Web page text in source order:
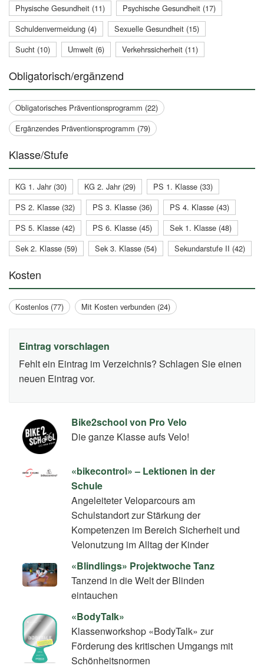
Bike2school von Pro Velo
Die ganze Klasse aufs Velo!
«bikecontrol» – Lektionen in der
Schule
Angeleiteter Veloparcours am
Schulstandort zur Stärkung der
Kompetenzen im Bereich Sicherheit und
Velonutzung im Alltag der Kinder
«Blindlings» Projektwoche Tanz
Tanzend in die Welt der Blinden
eintauchen
«BodyTalk»
Klassenworkshop «BodyTalk» zur
Förderung des kritischen Umgangs mit
Schönheitsnormen
Physische Gesundheit (11)
Psychische Gesundheit (17)
Schuldenvermeidung (4)
Sexuelle Gesundheit (15)
Sucht (10)
Umwelt (6) Verkehrssicherheit (11)
Obligatorisch/ergänzend
Obligatorisches Präventionsprogramm (22)
Ergänzendes Präventionsprogramm (79)
Klasse/Stufe
KG 1. Jahr (30) KG 2. Jahr (29)
PS 1. Klasse (33)
PS 2. Klasse (32)
PS 3. Klasse (36)
PS 4. Klasse (43)
PS 5. Klasse (42)
PS 6. Klasse (45)
Sek 1. Klasse (48)
Sek 2. Klasse (59)
Sek 3. Klasse (54) Sekundarstufe II (42)
Kosten
Kostenlos (77) Mit Kosten verbunden (24)
Eintrag vorschlagen
Fehlt ein Eintrag im Verzeichnis? Schlagen Sie einen
neuen Eintrag vor.